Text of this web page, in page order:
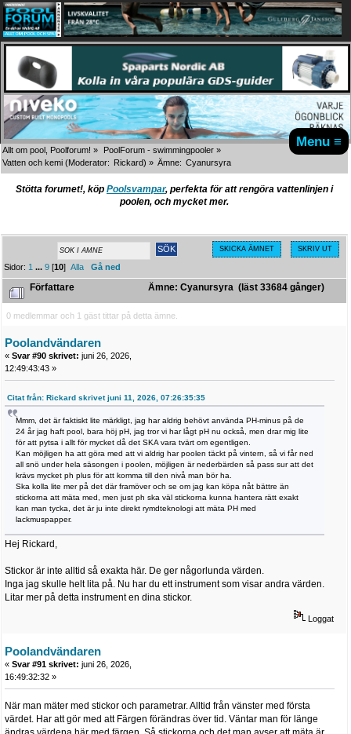
Menu ≡
Allt om pool, Poolforum! » PoolForum - swimmingpooler »
Vatten och kemi (Moderator: Rickard) » Ämne: Cyanursyra
Stötta forumet!, köp Poolsvampar, perfekta för att rengöra vattenlinjen i
poolen, och mycket mer.
SKICKA ÄMNET SKRIV UT
Sidor: 1 ...9 [10]Alla Gå ned
Författare Ämne: Cyanursyra (läst 33684 gånger)
0 medlemmar och 1 gäst tittar på detta ämne.
Poolandvändaren
« Svar #90 skrivet: juni 26, 2026,
12:49:43:43 »
Citat från: Rickard skrivet juni 11, 2026, 07:26:35:35
Mmm, det är faktiskt lite märkligt, jag har aldrig behövt använda PH-minus på de
24 år jag haft pool, bara höj pH, jag tror vi har lågt pH nu också, men drar mig lite
för att pytsa i allt för mycket då det SKA vara tvärt om egentligen.
Kan möjligen ha att göra med att vi aldrig har poolen täckt på vintern, så vi får ned
all snö under hela säsongen i poolen, möjligen är nederbärden så pass sur att det
krävs mycket ph plus för att komma till den nivå man bör ha.
Ska kolla lite mer på det där framöver och se om jag kan köpa nåt bättre än
stickorna att mäta med, men just ph ska väl stickorna kunna hantera rätt exakt
kan man tycka, det är ju inte direkt rymdteknologi att mäta PH med
lackmuspapper.
Hej Rickard,
Stickor är inte alltid så exakta här. De ger någorlunda värden.
Inga jag skulle helt lita på. Nu har du ett instrument som visar andra värden.
Litar mer på detta instrument en dina stickor.
Loggat
Poolandvändaren
« Svar #91 skrivet: juni 26, 2026,
16:49:32:32 »
När man mäter med stickor och parametrar. Alltid från vänster med första
värdet. Har att gör med att Färgen förändras över tid. Väntar man för länge